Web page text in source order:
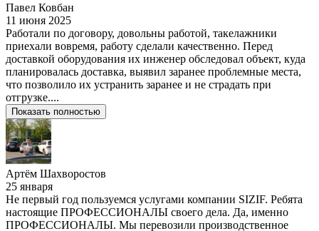
Павел Ковбан
11 июня 2025
Работали по договору, довольны работой, такелажники
приехали вовремя, работу сделали качественно. Перед
доставкой оборудования их инженер обследовал объект, куда
планировалась доставка, выявил заранее проблемные места,
что позволило их устранить заранее и не страдать при
отгрузке....
Показать полностью
Артём Шахворостов
25 января
Не первый год пользуемся услугами компании SIZIF. Ребята
настоящие ПРОФЕССИОНАЛЫ своего дела. Да, именно
ПРОФЕССИОНАЛЫ. Мы перевозили производственное